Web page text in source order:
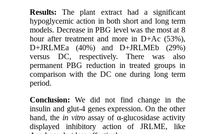
Results:The plant extract had a significant
hypoglycemic action in both short and long term
models. Decrease in PBG level was the most at 8
hour after treatment and more in D+Ac (53%),
D+JRLMEa (40%) and D+JRLMEb (29%)
versus DC, respectively. There was also
permanent PBG reduction in treated groups in
comparison with the DC one during long term
period.
Conclusion:We did not find change in the
insulin and glut-4 genes expression. On the other
hand, thein vitroassay of α-glucosidase activity
displayed inhibitory action of JRLME, like